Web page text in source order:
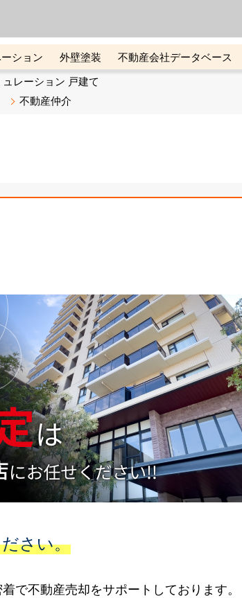
ション 外壁塗装
不動産会社データベース
売却ご相談デスク
ュレーション 戸建て
不動産仲介
さい。
で不動産売却をサポートしております。